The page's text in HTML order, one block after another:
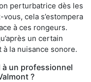
perturbatrice dès les
cela s’estompera
à ces rongeurs.
un certain
la nuisance sonore.
un professionnel
?